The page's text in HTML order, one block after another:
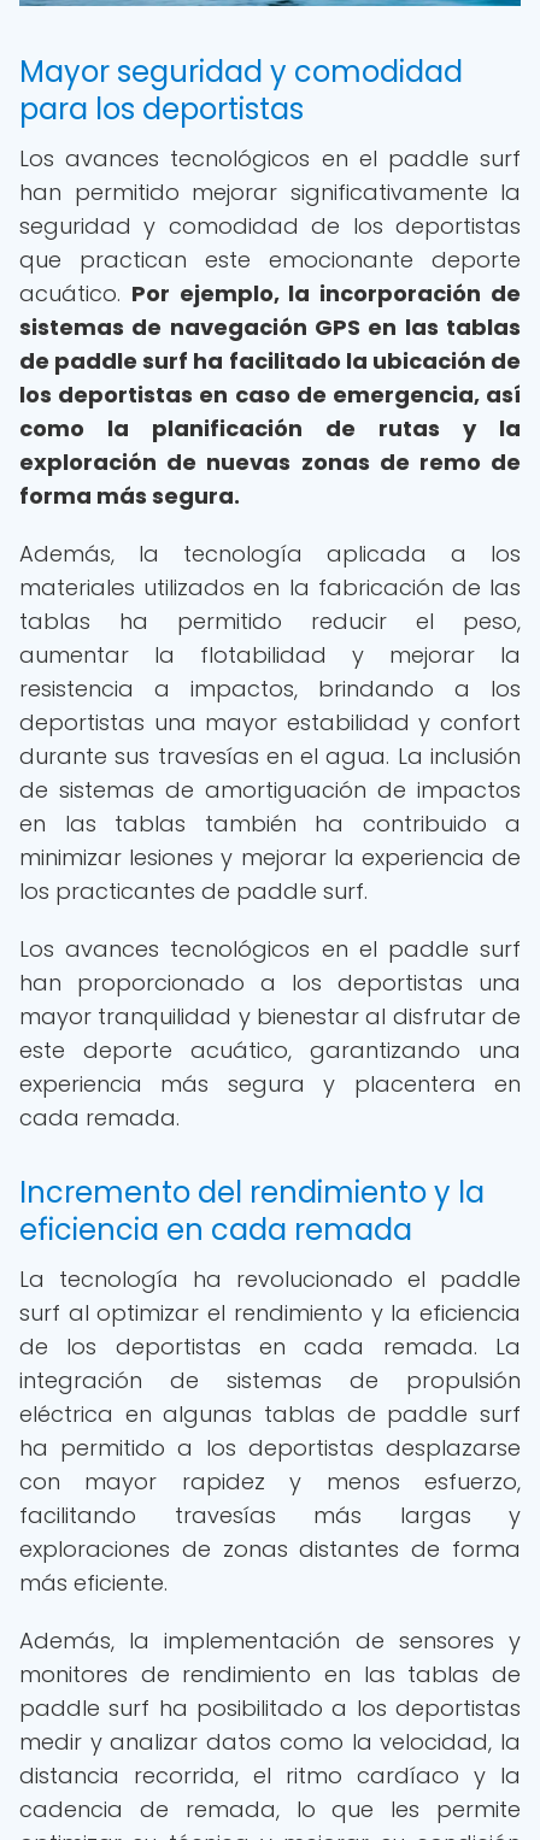
Mayor seguridad y comodidad
para los deportistas
Los avances tecnológicos en el paddle surf
han permitido mejorar significativamente la
seguridad y comodidad de los deportistas
que practican este emocionante deporte
acuático. Por ejemplo, la incorporación de
sistemas de navegación GPS en las tablas
de paddle surf ha facilitado la ubicación de
los deportistas en caso de emergencia, así
como la planificación de rutas y la
exploración de nuevas zonas de remo de
forma más segura.
Además, la tecnología aplicada a los
materiales utilizados en la fabricación de las
tablas ha permitido reducir el peso,
aumentar la flotabilidad y mejorar la
resistencia a impactos, brindando a los
deportistas una mayor estabilidad y confort
durante sus travesías en el agua. La inclusión
de sistemas de amortiguación de impactos
en las tablas también ha contribuido a
minimizar lesiones y mejorar la experiencia de
los practicantes de paddle surf.
Los avances tecnológicos en el paddle surf
han proporcionado a los deportistas una
mayor tranquilidad y bienestar al disfrutar de
este deporte acuático, garantizando una
experiencia más segura y placentera en
cada remada.
Incremento del rendimiento y la
eficiencia en cada remada
La tecnología ha revolucionado el paddle
surf al optimizar el rendimiento y la eficiencia
de los deportistas en cada remada. La
integración de sistemas de propulsión
eléctrica en algunas tablas de paddle surf
ha permitido a los deportistas desplazarse
con mayor rapidez y menos esfuerzo,
facilitando travesías más largas y
exploraciones de zonas distantes de forma
más eficiente.
Además, la implementación de sensores y
monitores de rendimiento en las tablas de
paddle surf ha posibilitado a los deportistas
medir y analizar datos como la velocidad, la
distancia recorrida, el ritmo cardíaco y la
cadencia de remada, lo que les permite